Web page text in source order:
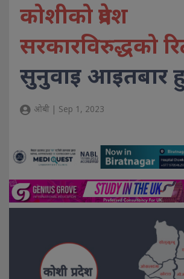
कोशीको प्रदेश
सरकारविरुद्धको
सुनुवाइ आइतबार
ओबी | Sep 1, 2023